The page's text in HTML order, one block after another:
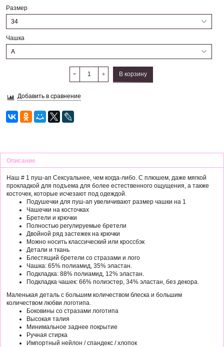
Размер
Чашка
В корзину
Добавить в сравнение
Описание
Наш # 1 пуш-ап Сексуальнее, чем когда-либо. С плюшем, даже мягкой
прокладкой для подъема для более естественного ощущения, а также
косточек, которые исчезают под одеждой.
Подушечки для пуш-ап увеличивают размер чашки на 1
Чашечки на косточках
Бретели и крючки
Полностью регулируемые бретели
Двойной ряд застежек на крючки
Можно носить классический или кроссбэк
Детали и ткань
Блестящий бретели со стразами и лого
Чашка: 65% полиамид, 35% эластан.
Подкладка: 88% полиамид, 12% эластан.
Подкладка чашек: 66% полиэстер, 34% эластан, без декора.
Маленькая деталь с большим количеством блеска и большим
количеством любви логотипа.
Боковины со стразами логотипа
Высокая талия
Минимальное заднее покрытие
Ручная стирка
Импортный нейлон / спандекс / хлопок